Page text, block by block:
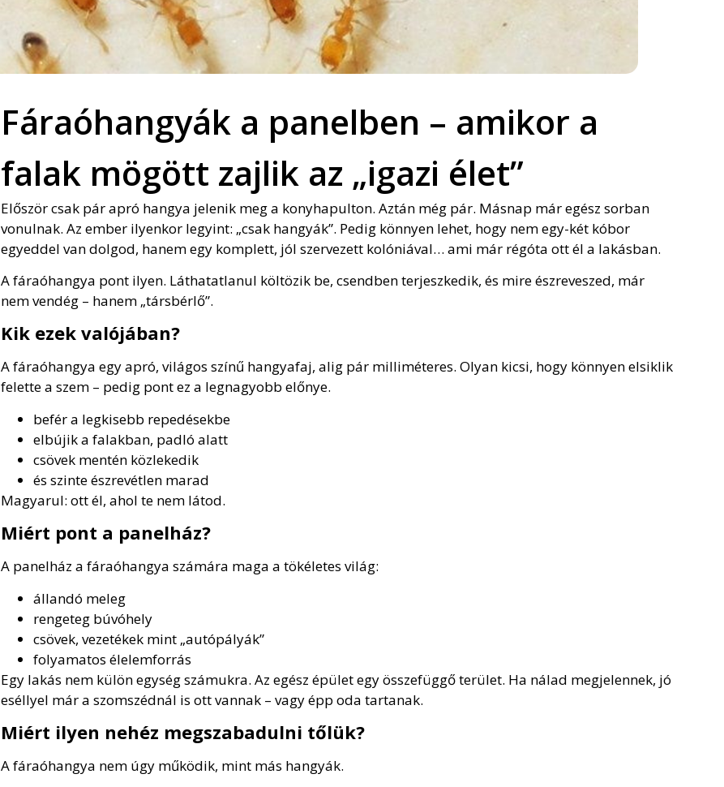
Fáraóhangyák a panelben – amikor a
falak mögött zajlik az „igazi élet”
Először csak pár apró hangya jelenik meg a konyhapulton. Aztán még pár. Másnap már egész sorban
vonulnak. Az ember ilyenkor legyint: „csak hangyák”. Pedig könnyen lehet, hogy nem egy-két kóbor
egyeddel van dolgod, hanem egy komplett, jól szervezett kolóniával… ami már régóta ott él a lakásban.
A fáraóhangya pont ilyen. Láthatatlanul költözik be, csendben terjeszkedik, és mire észreveszed, már
nem vendég – hanem „társbérlő”.
Kik ezek valójában?
A fáraóhangya egy apró, világos színű hangyafaj, alig pár milliméteres. Olyan kicsi, hogy könnyen elsiklik
felette a szem – pedig pont ez a legnagyobb előnye.
befér a legkisebb repedésekbe
elbújik a falakban, padló alatt
csövek mentén közlekedik
és szinte észrevétlen marad
Magyarul: ott él, ahol te nem látod.
Miért pont a panelház?
A panelház a fáraóhangya számára maga a tökéletes világ:
állandó meleg
rengeteg búvóhely
csövek, vezetékek mint „autópályák”
folyamatos élelemforrás
Egy lakás nem külön egység számukra. Az egész épület egy összefüggő terület. Ha nálad megjelennek, jó
eséllyel már a szomszédnál is ott vannak – vagy épp oda tartanak.
Miért ilyen nehéz megszabadulni tőlük?
A fáraóhangya nem úgy működik, mint más hangyák.